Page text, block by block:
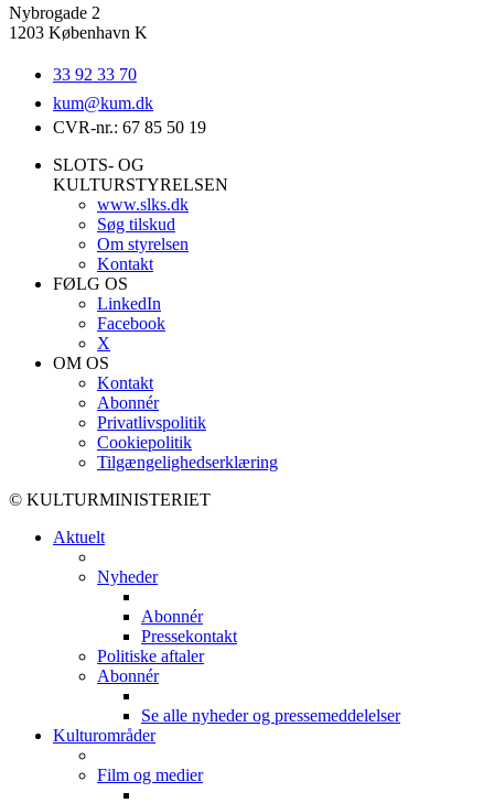
Nybrogade 2
1203 København K
33 92 33 70
kum@kum.dk
CVR-nr.: 67 85 50 19
SLOTS- OG
KULTURSTYRELSEN
www.slks.dk
Søg tilskud
Om styrelsen
Kontakt
FØLG OS
LinkedIn
Facebook
X
OM OS
Kontakt
Abonnér
Privatlivspolitik
Cookiepolitik
Tilgængelighedserklæring
© KULTURMINISTERIET
Aktuelt
Nyheder
Abonnér
Pressekontakt
Politiske aftaler
Abonnér
Se alle nyheder og pressemeddelelser
Kulturområder
Film og medier